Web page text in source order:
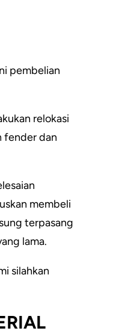
pembelian
relokasi
fender dan
membeli
terpasang
lama.
silahkan